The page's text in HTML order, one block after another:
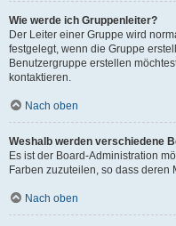
Wie werde ich Gruppenleiter?
Der Leiter einer Gruppe wird
festgelegt, wenn die Gruppe
Benutzergruppe erstellen
kontaktieren.
Nach oben
Weshalb werden verschiedene
Es ist der Board-Administration
Farben zuzuteilen, so dass
Nach oben